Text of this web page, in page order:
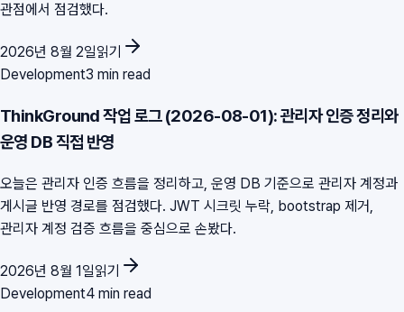
관점에서 점검했다.
2026년 8월 2일읽기
Development3 min read
ThinkGround 작업 로그 (2026-08-01): 관리자 인증 정리와
운영 DB 직접 반영
오늘은 관리자 인증 흐름을 정리하고, 운영 DB 기준으로 관리자 계정과
게시글 반영 경로를 점검했다. JWT 시크릿 누락, bootstrap 제거,
관리자 계정 검증 흐름을 중심으로 손봤다.
2026년 8월 1일읽기
Development4 min read